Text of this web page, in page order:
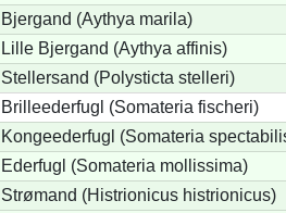
Bjergand (Aythya marila)
Lille Bjergand (Aythya affinis)
Stellersand (Polysticta stelleri)
Brilleederfugl (Somateria fischeri)
Kongeederfugl (Somateria
Ederfugl (Somateria mollissima)
Strømand (Histrionicus histrionicus)